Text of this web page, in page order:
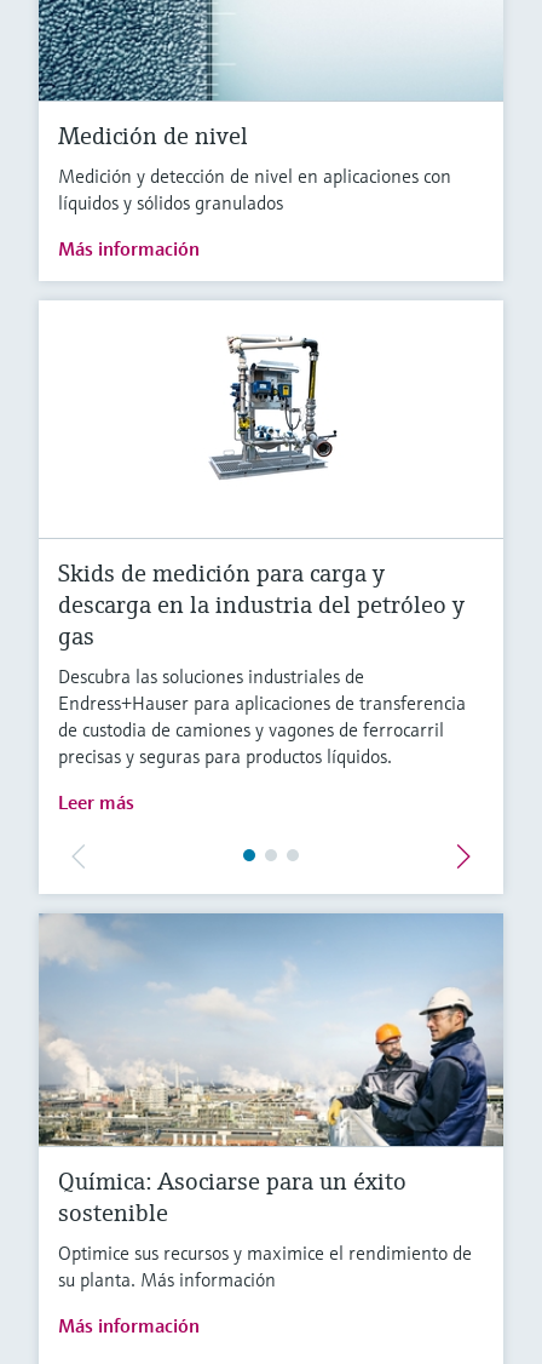
Medición de nivel
Medición y detección de nivel en aplicaciones con
líquidos y sólidos granulados
Más información
Skids de medición para carga y
descarga en la industria del petróleo y
gas
Descubra las soluciones industriales de
Endress+Hauser para aplicaciones de transferencia
de custodia de camiones y vagones de ferrocarril
precisas y seguras para productos líquidos.
Leer más
Química: Asociarse para un éxito
sostenible
Optimice sus recursos y maximice el rendimiento de
su planta. Más información
Más información